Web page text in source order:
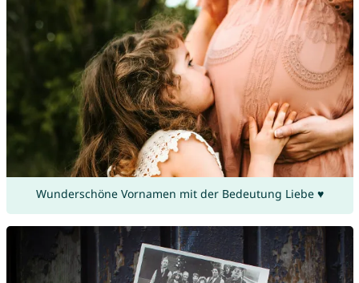
Wunderschöne Vornamen mit der Bedeutung Liebe ♥